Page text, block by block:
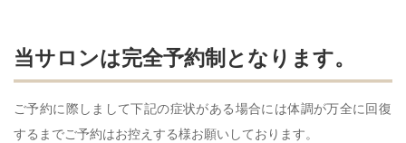
当サロンは完全予約制となります。
ご予約に際しまして下記の症状がある場合には体調が万全に回復
するまでご予約はお控えする様お願いしております。